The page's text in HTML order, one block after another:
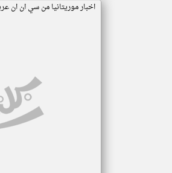
اخبار موريتانيا من سي ان ان